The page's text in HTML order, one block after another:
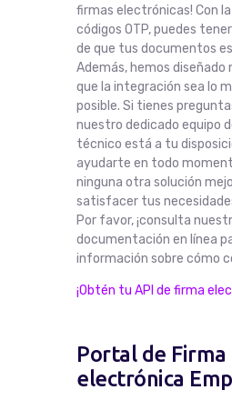
firmas electrónicas! Con
códigos OTP, puedes
de que tus documentos
Además, hemos diseñado
que la integración sea lo
posible. Si tienes
nuestro dedicado equipo
técnico está a tu
ayudarte en todo
ninguna otra solución
satisfacer tus
Por favor, ¡consulta
documentación en línea
información sobre cómo
¡Obtén tu API de firma
Portal de Firma
electrónica